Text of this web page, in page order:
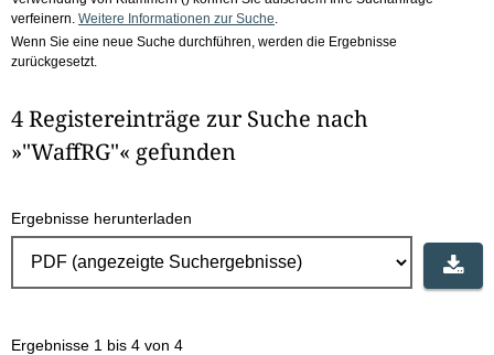
verfeinern. Weitere Informationen zur Suche
Wenn Sie eine neue Suche durchführen, werden die Ergebnisse
zurückgesetzt.
4 Registereinträge zur Suche nach
»"WaffRG"« gefunden
Ergebnisse herunterladen
Ergebnisse 1 bis 4 von 4